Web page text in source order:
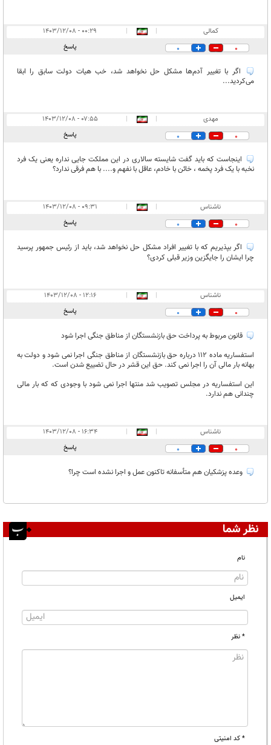
کمالی |
|
۰۰:۲۹ - ۱۴۰۳/۱۲/۰۸
0
0 پاسخ
اگر با تغییر آدم‌ها مشکل حل نخواهد شد، خب هیات دولت سابق را ابقا
می‌کردید..‌.
مهدی |
|
۰۷:۵۵ - ۱۴۰۳/۱۲/۰۸
0
0 پاسخ
اینجاست که باید گفت شایسته سالاری در این مملکت جایی نداره یعنی یک فرد
نخبه با یک فرد پخمه ، خائن با خادم، عاقل با نفهم و.... با هم فرقی ندارد؟
ناشناس |
|
۰۹:۳۱ - ۱۴۰۳/۱۲/۰۸
0
0 پاسخ
اگر بپذیریم که با تغییر افراد مشکل حل نخواهد شد، باید از رئیس جمهور پرسید
چرا ایشان را جایگزین وزیر قبلی کردی؟
ناشناس |
|
۱۲:۱۶ - ۱۴۰۳/۱۲/۰۸
0
0 پاسخ
قانون مربوط به پرداخت حق بازنشستگان از مناطق جنگی اجرا شود
استفساریه ماده 112 درباره حق بازنشستگان از مناطق جنگی اجرا نمی شود و دولت به
بهانه بار مالی آن را اجرا نمی کند. حق این قشر در حال تضییع شدن است.
این استفساریه در مجلس تصویب شد منتها اجرا نمی شود با وجودی که که بار مالی
چندانی هم ندارد.
ناشناس |
|
۱۶:۳۴ - ۱۴۰۳/۱۲/۰۸
0
0 پاسخ
وعده پزشکیان هم متأسفانه تاکنون عمل و اجرا نشده است چرا؟
نظر شما
نام
ایمیل
* نظر
* کد امنیتی